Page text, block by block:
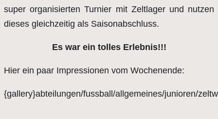
super organisierten Turnier mit Zeltlager und nutzen
dieses gleichzeitig als Saisonabschluss.
Es war ein tolles Erlebnis!!!
Hier ein paar Impressionen vom Wochenende:
{gallery}abteilungen/fussball/allgemeines/junioren/